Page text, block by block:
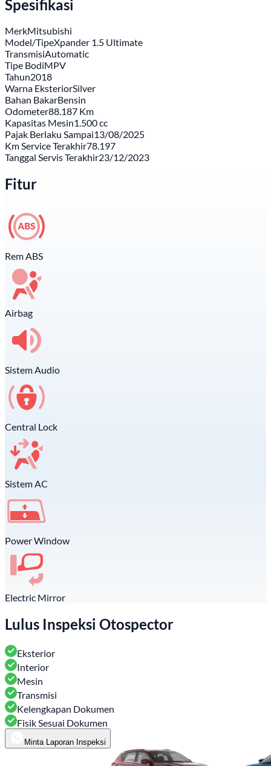
Spesifikasi
MerkMitsubishi
Model/TipeXpander 1.5 Ultimate
TransmisiAutomatic
Tipe BodiMPV
Tahun2018
Warna EksteriorSilver
Bahan BakarBensin
Odometer88.187 Km
Kapasitas Mesin1.500 cc
Pajak Berlaku Sampai13/08/2025
Km Service Terakhir78.197
Tanggal Servis Terakhir23/12/2023
Fitur
Rem ABS
Airbag
Sistem Audio
Central Lock
Sistem AC
Power Window
Electric Mirror
Lulus Inspeksi Otospector
Eksterior
Interior
Mesin
Transmisi
Kelengkapan Dokumen
Fisik Sesuai Dokumen
Minta Laporan Inspeksi